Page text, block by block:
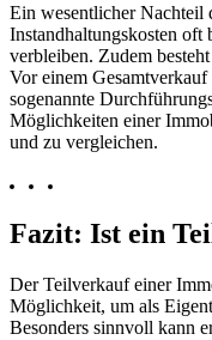
Ein wesentlicher Nachteil
Instandhaltungskosten oft
verbleiben. Zudem
Vor einem
sogenannte
Möglichkeiten einer
und zu vergleichen.
Fazit: Ist ein
Der Teilverkauf einer
Möglichkeit, um als
Besonders sinnvoll kann